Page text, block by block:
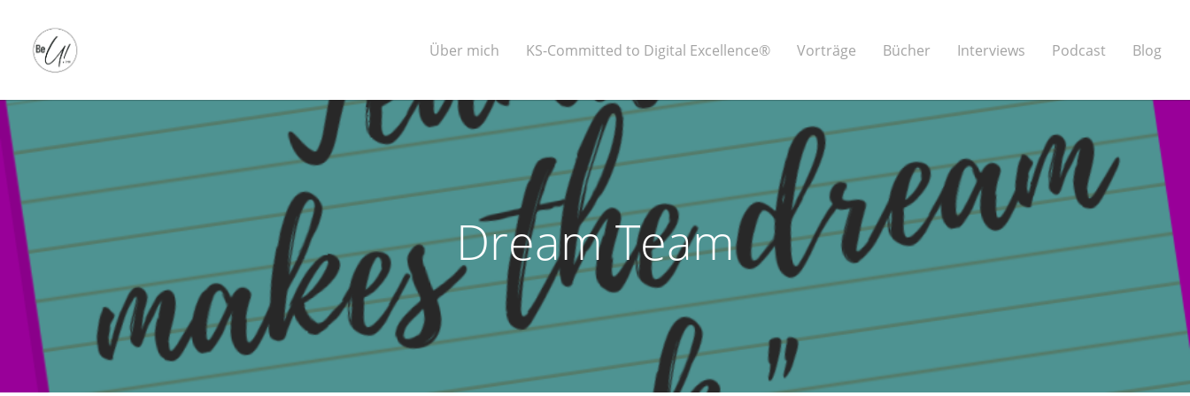
Über mich KS-Committed to Digital Excellence® Vorträge Bücher Interviews Podcast Blog
Dream Team